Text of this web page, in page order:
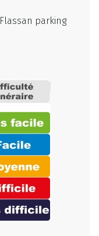
Flassan parking